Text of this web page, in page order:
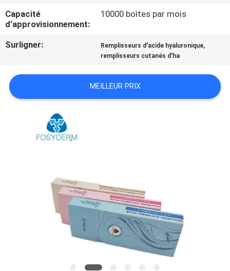
NOUS
CONTACTER
LES
AFFAIRES
SHOPPING
Capacité
d'approvisionnement:
10000 boîtes par mois
Surligner: Remplisseurs d'acide hyaluronique,
remplisseurs cutanés d'ha
MEILLEUR PRIX